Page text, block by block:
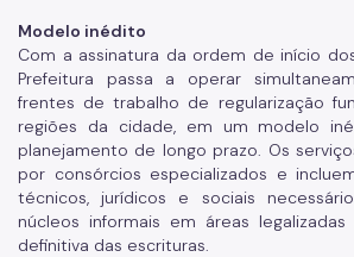
Modelo inédito
Com a assinatura da ordem de início
Prefeitura passa a operar
frentes de trabalho de regularização
regiões da cidade, em um modelo
planejamento de longo prazo. Os
por consórcios especializados e
técnicos, jurídicos e sociais
núcleos informais em áreas
definitiva das escrituras.